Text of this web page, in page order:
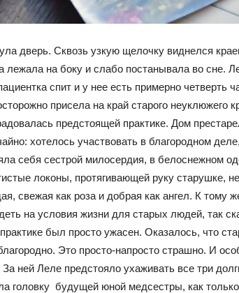
дверь. Сквозь узкую щелочку виднелся
лежала на боку и слабо постанывала во сне.
спит и у нее есть примерно четверть
присела на край старого неуклюжего
предстоящей практике. Дом
хотелось участвовать в благородном
себя сестрой милосердия, в белоснежном
локоны, протягивающей руку старушке,
свежая как роза и добрая как ангел. К тому
на условия жизни для старых людей, так
был просто ужасен. Оказалось, что
Это просто-напросто страшно. И
ней Леле предстояло ухаживать все три
головку будущей юной медсестры, как